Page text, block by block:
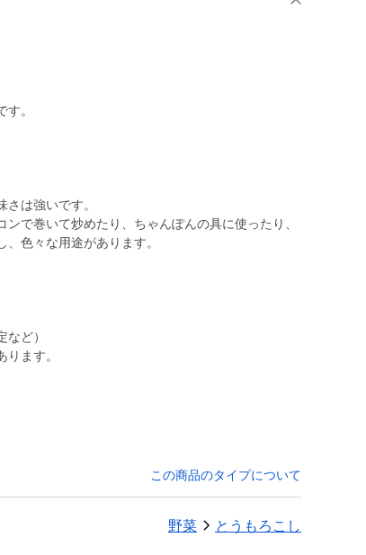
。
は強いです。
で巻いて炒めたり、ちゃんぽんの具に使ったり、
色々な用途があります。
ど）
この商品のタイプについて
野菜 とうもろこし